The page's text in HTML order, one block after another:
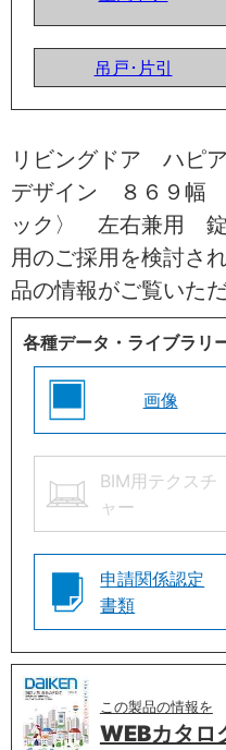
吊戸･片引
リビングドア ハ
デザイン ８６９幅
ック〉 左右兼用
用のご採用を検討さ
品の情報がご覧いた
各種データ・ライブラリ
画像
BIM用テクスチ
ャー
申請関係認定
書類
この製品の情報を
WEBカタロ